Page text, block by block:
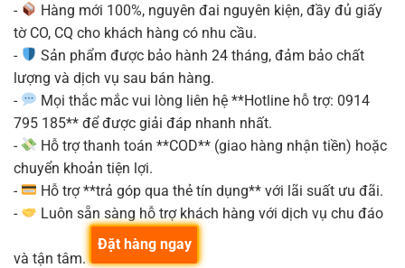
-
Hàng mới 100%, nguyên đai nguyên kiện, đầy đủ giấy
tờ CO, CQ cho khách hàng có nhu cầu.
-
Sản phẩm được bảo hành 24 tháng, đảm bảo chất
lượng và dịch vụ sau bán hàng.
-
Mọi thắc mắc vui lòng liên hệ **Hotline hỗ trợ: 0914
795 185** để được giải đáp nhanh nhất.
-
Hỗ trợ thanh toán **COD** (giao hàng nhận tiền) hoặc
chuyển khoản tiện lợi.
-
Hỗ trợ **trả góp qua thẻ tín dụng** với lãi suất ưu đãi.
-
Luôn sẵn sàng hỗ trợ khách hàng với dịch vụ chu đáo
và tận tâm.
Đặt hàng ngay